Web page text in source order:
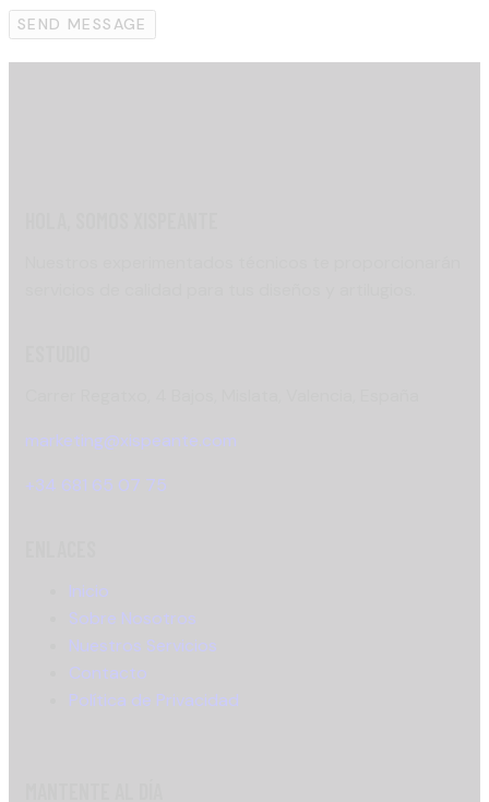
SEND MESSAGE
marketing@xispeante.com
+34 681 65 07 75
Inicio
Sobre Nosotros
Nuestros Servicios
Contacto
Política de Privacidad